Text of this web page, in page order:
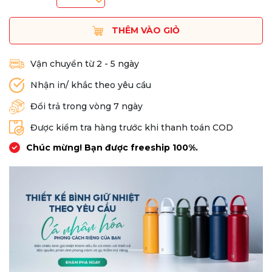
THÊM VÀO GIỎ
Vận chuyển từ 2 - 5 ngày
Nhận in/ khắc theo yêu cầu
Đổi trả trong vòng 7 ngày
Được kiểm tra hàng trước khi thanh toán COD
Chúc mừng! Bạn được freeship 100%.